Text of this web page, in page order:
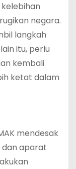
negara.
langkah
itu, perlu
kembali
ketat dalam
mendesak
dan aparat